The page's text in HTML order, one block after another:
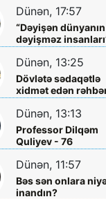
həkimi Ceyhun
Rəsulov və arvadı
Arzu Əskərovanın
icra etdiyi mioma
əməliyyatından
sonra qadının
ölümü ilə bağlı
Şəmkir rayon
araşdırma aparılır
Dünən, 17:57
“Dəyişən dünyanın
dəyişməz
layihəsində...
Dünən, 13:25
Dövlətə sədaqətlə
xidmət edən
Şəmkir Elektrik
Şəbəkəsinin rəisi
Mehman Xəlilovun
fəaliyyəti
Dünən, 13:13
Professor Dilqəm
Quliyev - 76
Dünən, 11:57
Bəs sən onlara
inandın?